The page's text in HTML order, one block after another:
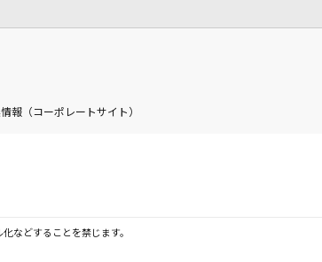
報（コーポレートサイト）
などすることを禁じます。